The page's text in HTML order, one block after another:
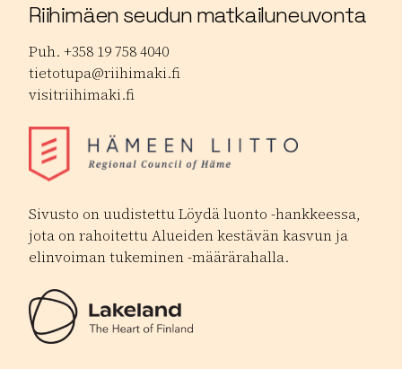
Riihimäen seudun matkailuneuvonta
Puh. +358 19 758 4040
tietotupa@riihimaki.fi
visitriihimaki.fi
Sivusto on uudistettu Löydä luonto -hankkeessa,
jota on rahoitettu Alueiden kestävän kasvun ja
elinvoiman tukeminen -määrärahalla.